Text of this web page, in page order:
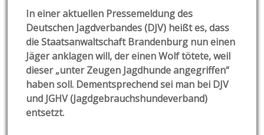
In einer aktuellen Pressemeldung des
Deutschen Jagdverbandes (DJV) heißt es, dass
die Staatsanwaltschaft Brandenburg nun einen
Jäger anklagen will, der einen Wolf tötete, weil
dieser „unter Zeugen Jagdhunde angegriffen“
haben soll. Dementsprechend sei man bei DJV
und JGHV (Jagdgebrauchshundeverband)
entsetzt.